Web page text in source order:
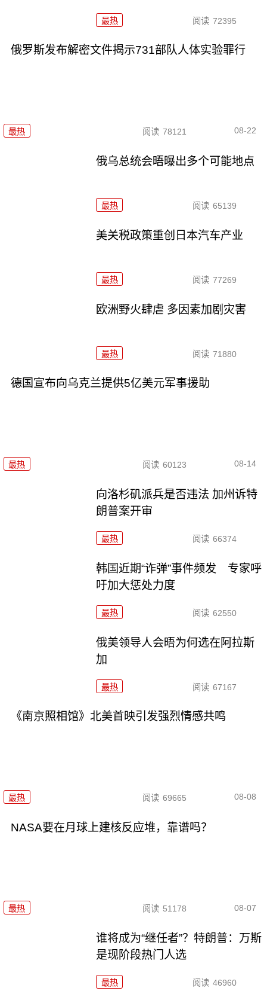
最热 阅读 72395
俄罗斯发布解密文件揭示731部队人体实验罪行
最热 阅读 78121 08-22
俄乌总统会晤曝出多个可能地点
最热 阅读 65139
美关税政策重创日本汽车产业
最热 阅读 77269
欧洲野火肆虐 多因素加剧灾害
最热 阅读 71880
德国宣布向乌克兰提供5亿美元军事援助
最热 阅读 60123 08-14
向洛杉矶派兵是否违法 加州诉特
朗普案开审
最热 阅读 66374
韩国近期“诈弹”事件频发 专家呼
吁加大惩处力度
最热 阅读 62550
俄美领导人会晤为何选在阿拉斯
加
最热 阅读 67167
《南京照相馆》北美首映引发强烈情感共鸣
最热 阅读 69665 08-08
NASA要在月球上建核反应堆，靠谱吗？
最热 阅读 51178 08-07
谁将成为“继任者”？特朗普：万斯
是现阶段热门人选
最热 阅读 46960